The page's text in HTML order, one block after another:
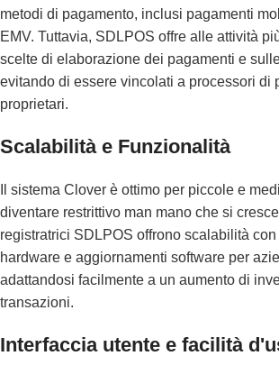
metodi di pagamento, inclusi pagamenti
EMV. Tuttavia, SDLPOS offre alle attività
scelte di elaborazione dei pagamenti e
evitando di essere vincolati a processori di
proprietari.
Scalabilità e Funzionalità
Il sistema Clover è ottimo per piccole e
diventare restrittivo man mano che si
registratrici SDLPOS offrono scalabilità
hardware e aggiornamenti software per
adattandosi facilmente a un aumento di
transazioni.
Interfaccia utente e facilità